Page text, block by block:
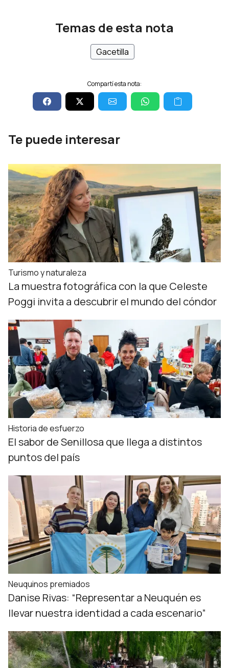
Temas de esta nota
Gacetilla
Compartí esta nota:
Te puede interesar
Turismo y naturaleza
La muestra fotográfica con la que Celeste
Poggi invita a descubrir el mundo del cóndor
Historia de esfuerzo
El sabor de Senillosa que llega a distintos
puntos del país
Neuquinos premiados
Danise Rivas: “Representar a Neuquén es
llevar nuestra identidad a cada escenario”